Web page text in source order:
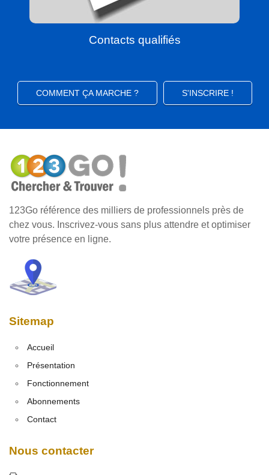
Contacts qualifiés
COMMENT ÇA MARCHE ? S'INSCRIRE !
123Go référence des milliers de professionnels près de
chez vous. Inscrivez-vous sans plus attendre et optimiser
votre présence en ligne.
Sitemap
Accueil
Présentation
Fonctionnement
Abonnements
Contact
Nous contacter